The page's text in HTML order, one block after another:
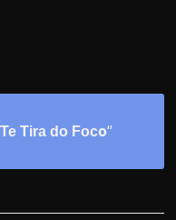
Tira do Foco“